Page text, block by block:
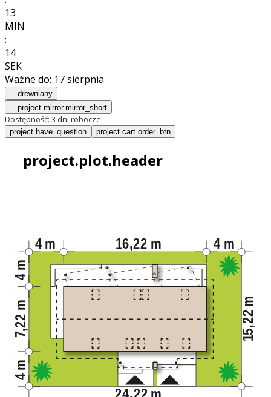
13
MIN
:
12
SEK
Ważne do: 17 sierpnia
drewniany
project.mirror.mirror_short
Dostępność: 3 dni robocze
project.have_question project.cart.order_btn
project.plot.header